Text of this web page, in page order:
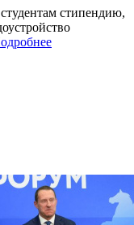
стипендию,